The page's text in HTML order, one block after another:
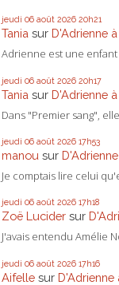
jeudi 06 août 2026 20h21
Tania sur D'Adrienne
Adrienne est une enfant
jeudi 06 août 2026 20h17
Tania sur D'Adrienne
Dans "Premier sang",
jeudi 06 août 2026 17h53
manou sur
Je comptais lire celui
jeudi 06 août 2026 17h18
Zoë Lucider sur
J'avais entendu Amélie
jeudi 06 août 2026 17h16
Aifelle sur D'Adrienne